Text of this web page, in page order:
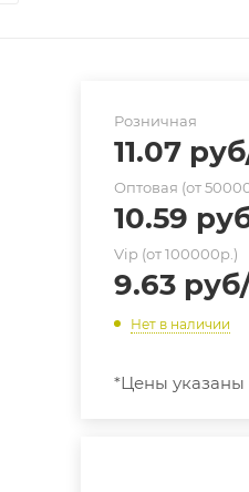
Розничная
11.07 руб
Оптовая (от
10.59
Vip (от 100000р.)
9.63 руб
Нет в наличии
*Цены